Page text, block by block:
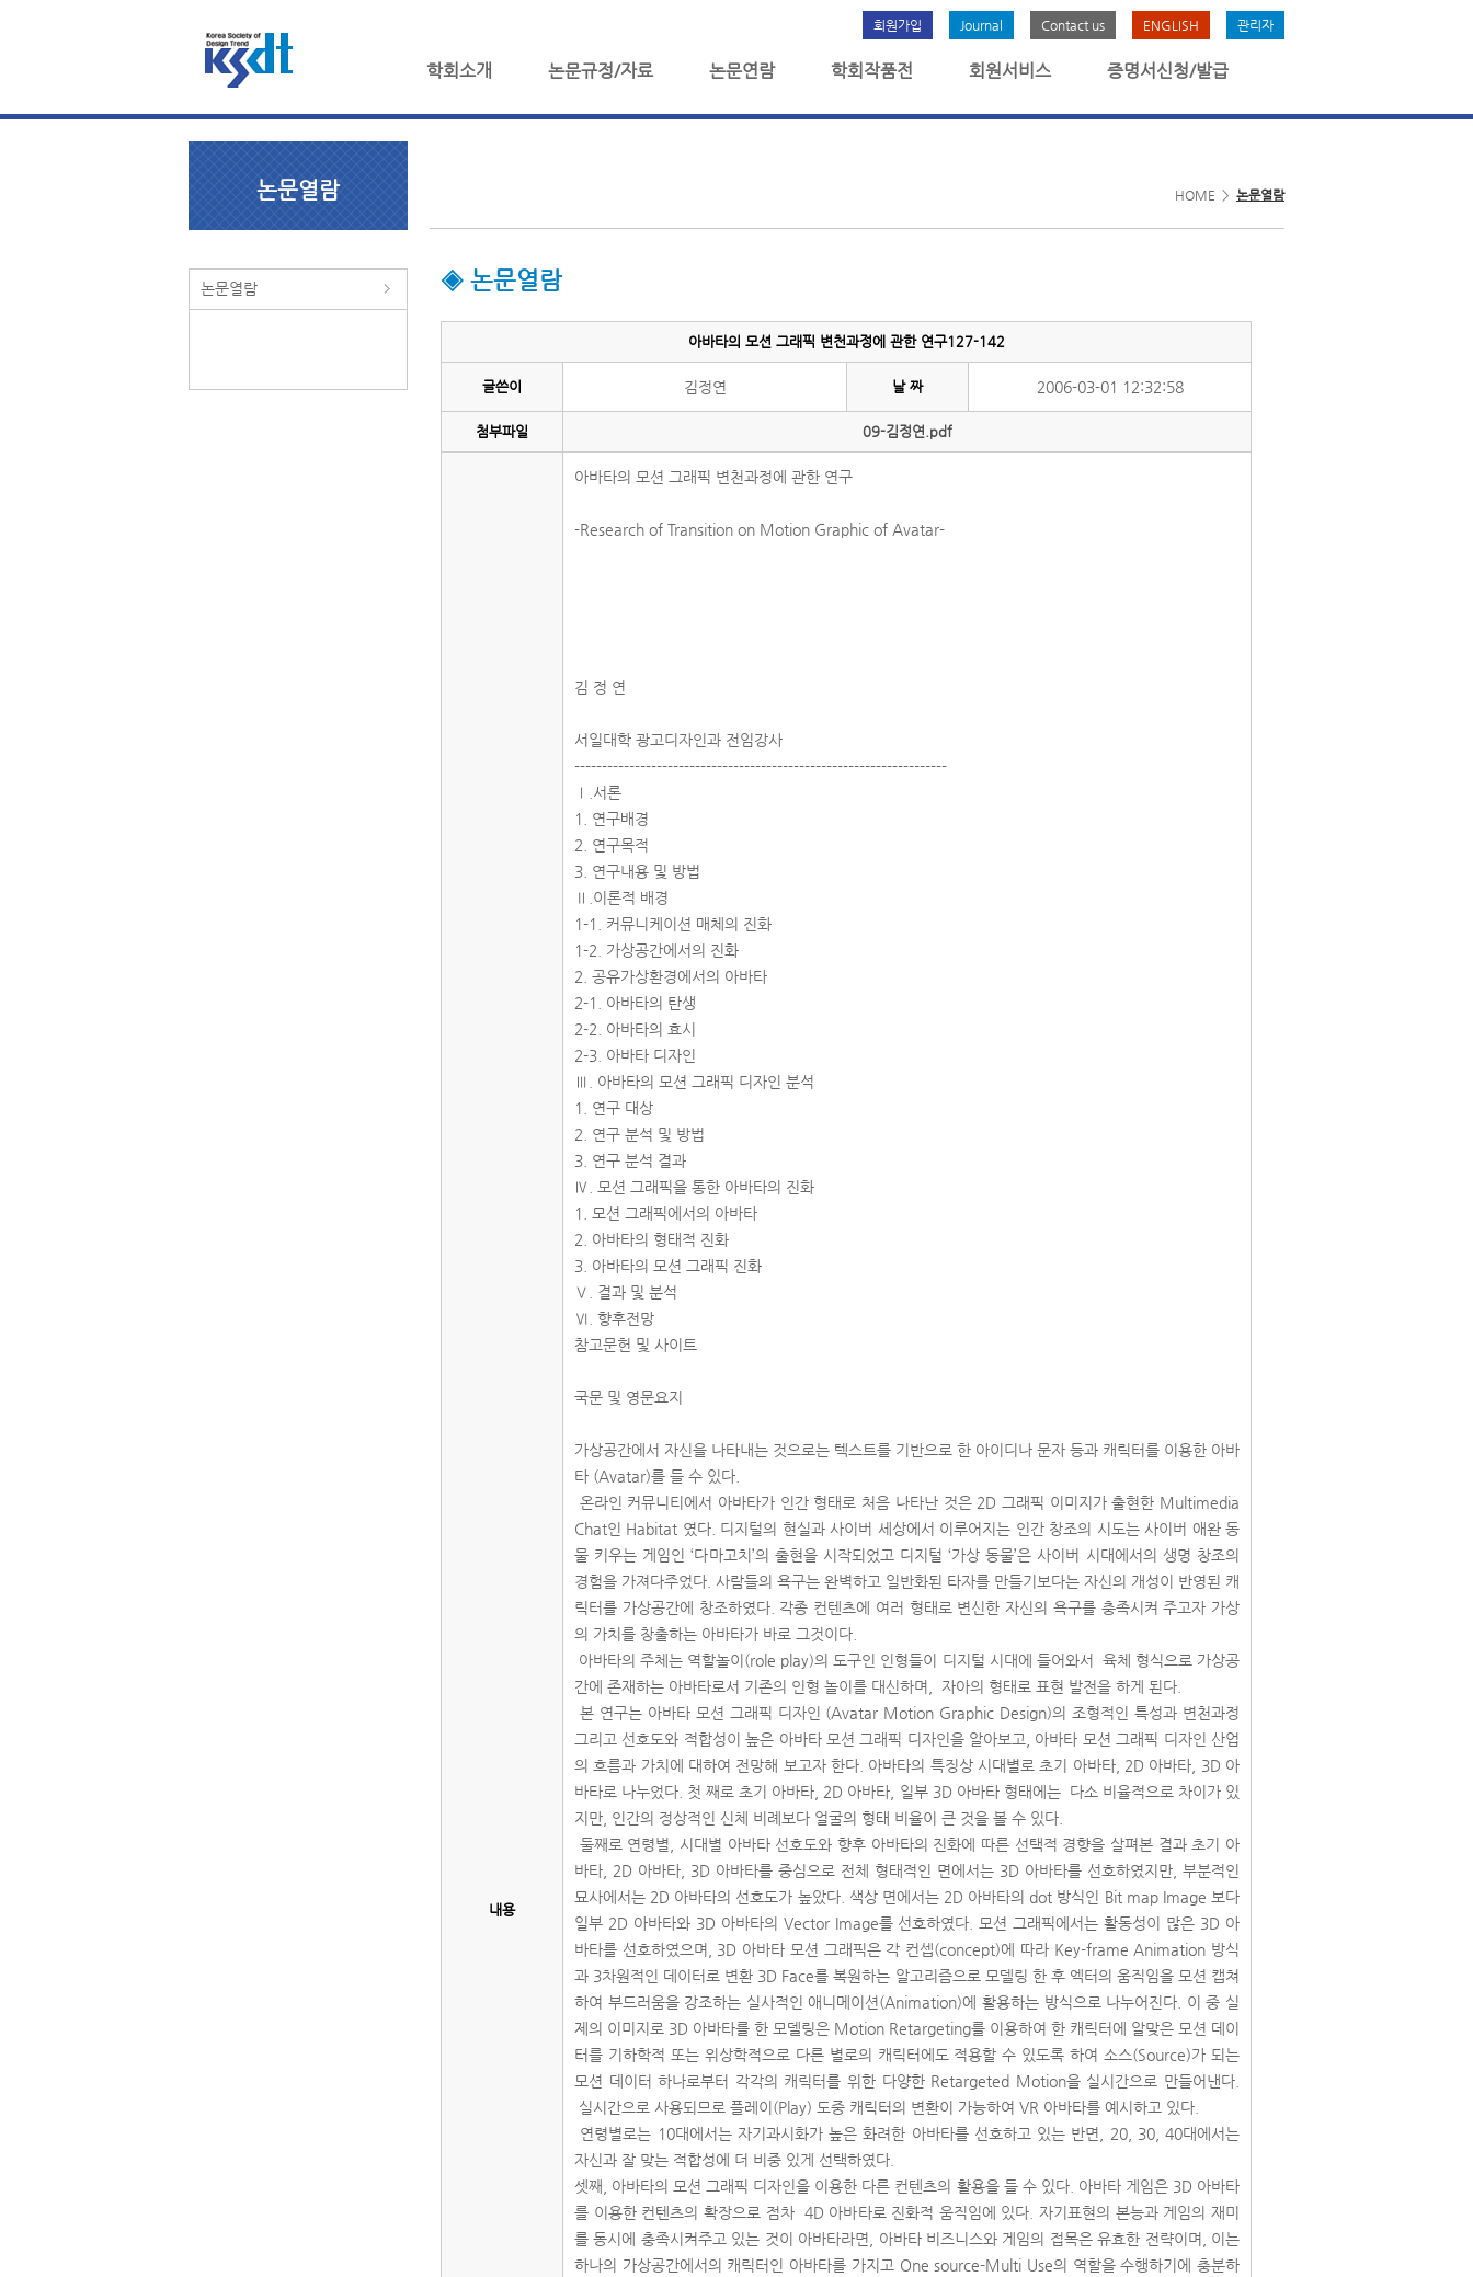
회원가입 Journal Contact us ENGLISH 관리자
학회소개 논문규정/자료 논문연람 학회작품전 회원서비스 증명서신청/발급
논문열람
논문열람
HOME > 논문열람
◈ 논문열람
아바타의 모션 그래픽 변천과정에 관한 연구127-142
글쓴이 김정연 날 짜 2006-03-01 12:32:58
첨부파일 09-김정연.pdf
내용
아바타의 모션 그래픽 변천과정에 관한 연구
-Research of Transition on Motion Graphic of Avatar-
김 정 연
서일대학 광고디자인과 전임강사
--------------------------------------------------------------------
Ⅰ.서론
1. 연구배경
2. 연구목적
3. 연구내용 및 방법
Ⅱ.이론적 배경
1-1. 커뮤니케이션 매체의 진화
1-2. 가상공간에서의 진화
2. 공유가상환경에서의 아바타
2-1. 아바타의 탄생
2-2. 아바타의 효시
2-3. 아바타 디자인
Ⅲ. 아바타의 모션 그래픽 디자인 분석
1. 연구 대상
2. 연구 분석 및 방법
3. 연구 분석 결과
Ⅳ. 모션 그래픽을 통한 아바타의 진화
1. 모션 그래픽에서의 아바타
2. 아바타의 형태적 진화
3. 아바타의 모션 그래픽 진화
Ⅴ. 결과 및 분석
Ⅵ. 향후전망
참고문헌 및 사이트
국문 및 영문요지
가상공간에서 자신을 나타내는 것으로는 텍스트를 기반으로 한 아이디나 문자 등과 캐릭터를 이용한 아바
타 (Avatar)를 들 수 있다.
온라인 커뮤니티에서 아바타가 인간 형태로 처음 나타난 것은 2D 그래픽 이미지가 출현한 Multimedia
Chat인 Habitat 였다. 디지털의 현실과 사이버 세상에서 이루어지는 인간 창조의 시도는 사이버 애완 동
물 키우는 게임인 ‘다마고치’의 출현을 시작되었고 디지털 ‘가상 동물’은 사이버 시대에서의 생명 창조의
경험을 가져다주었다. 사람들의 욕구는 완벽하고 일반화된 타자를 만들기보다는 자신의 개성이 반영된 캐
릭터를 가상공간에 창조하였다. 각종 컨텐츠에 여러 형태로 변신한 자신의 욕구를 충족시켜 주고자 가상
의 가치를 창출하는 아바타가 바로 그것이다.
아바타의 주체는 역할놀이(role play)의 도구인 인형들이 디지털 시대에 들어와서 육체 형식으로 가상공
간에 존재하는 아바타로서 기존의 인형 놀이를 대신하며, 자아의 형태로 표현 발전을 하게 된다.
본 연구는 아바타 모션 그래픽 디자인 (Avatar Motion Graphic Design)의 조형적인 특성과 변천과정
그리고 선호도와 적합성이 높은 아바타 모션 그래픽 디자인을 알아보고, 아바타 모션 그래픽 디자인 산업
의 흐름과 가치에 대하여 전망해 보고자 한다. 아바타의 특징상 시대별로 초기 아바타, 2D 아바타, 3D 아
바타로 나누었다. 첫 째로 초기 아바타, 2D 아바타, 일부 3D 아바타 형태에는 다소 비율적으로 차이가 있
지만, 인간의 정상적인 신체 비례보다 얼굴의 형태 비율이 큰 것을 볼 수 있다.
둘째로 연령별, 시대별 아바타 선호도와 향후 아바타의 진화에 따른 선택적 경향을 살펴본 결과 초기 아
바타, 2D 아바타, 3D 아바타를 중심으로 전체 형태적인 면에서는 3D 아바타를 선호하였지만, 부분적인
묘사에서는 2D 아바타의 선호도가 높았다. 색상 면에서는 2D 아바타의 dot 방식인 Bit map Image 보다
일부 2D 아바타와 3D 아바타의 Vector Image를 선호하였다. 모션 그래픽에서는 활동성이 많은 3D 아
바타를 선호하였으며, 3D 아바타 모션 그래픽은 각 컨셉(concept)에 따라 Key-frame Animation 방식
과 3차원적인 데이터로 변환 3D Face를 복원하는 알고리즘으로 모델링 한 후 엑터의 움직임을 모션 캡쳐
하여 부드러움을 강조하는 실사적인 애니메이션(Animation)에 활용하는 방식으로 나누어진다. 이 중 실
제의 이미지로 3D 아바타를 한 모델링은 Motion Retargeting를 이용하여 한 캐릭터에 알맞은 모션 데이
터를 기하학적 또는 위상학적으로 다른 별로의 캐릭터에도 적용할 수 있도록 하여 소스(Source)가 되는
모션 데이터 하나로부터 각각의 캐릭터를 위한 다양한 Retargeted Motion을 실시간으로 만들어낸다.
실시간으로 사용되므로 플레이(Play) 도중 캐릭터의 변환이 가능하여 VR 아바타를 예시하고 있다.
연령별로는 10대에서는 자기과시화가 높은 화려한 아바타를 선호하고 있는 반면, 20, 30, 40대에서는
자신과 잘 맞는 적합성에 더 비중 있게 선택하였다.
셋째, 아바타의 모션 그래픽 디자인을 이용한 다른 컨텐츠의 활용을 들 수 있다. 아바타 게임은 3D 아바타
를 이용한 컨텐츠의 확장으로 점차 4D 아바타로 진화적 움직임에 있다. 자기표현의 본능과 게임의 재미
를 동시에 충족시켜주고 있는 것이 아바타라면, 아바타 비즈니스와 게임의 접목은 유효한 전략이며, 이는
하나의 가상공간에서의 캐릭터인 아바타를 가지고 One source-Multi Use의 역할을 수행하기에 충분하